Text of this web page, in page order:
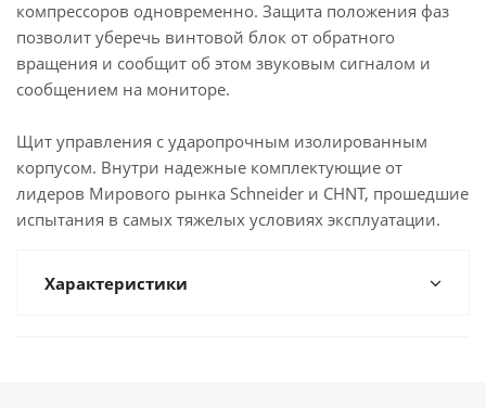
компрессоров одновременно. Защита положения фаз
позволит уберечь винтовой блок от обратного
вращения и сообщит об этом звуковым сигналом и
сообщением на мониторе.
Щит управления с ударопрочным изолированным
корпусом. Внутри надежные комплектующие от
лидеров Мирового рынка Schneider и СHNT, прошедшие
испытания в самых тяжелых условиях эксплуатации.
Характеристики